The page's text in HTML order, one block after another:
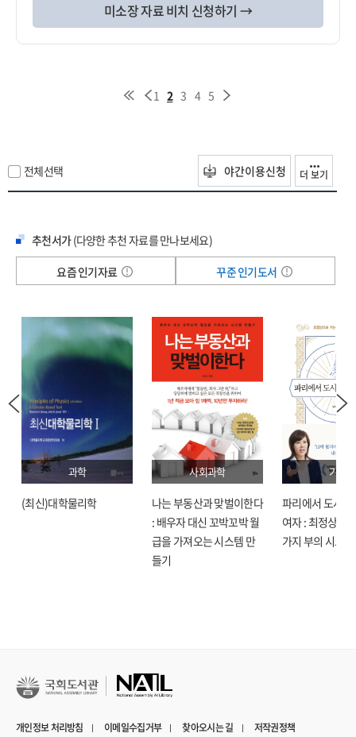
미소장 자료 비치 신청하기 →
1 2 3 4 5
전체선택 야간이용신청 더 보기
추천서가(다양한 추천 자료를 만나보세요)
요즘 인기자료
꾸준 인기도서
과학
(최신)대학물리학
사회과학
나는 부동산과 맞벌이한다
: 배우자 대신 꼬박꼬박 월
급을 가져오는 시스템 만
들기
기술
파리에서 도시락
여자 : 최정상으
가지 부의 시크릿
개인정보 처리방침 이메일수집거부 찾아오시는 길 저작권정책